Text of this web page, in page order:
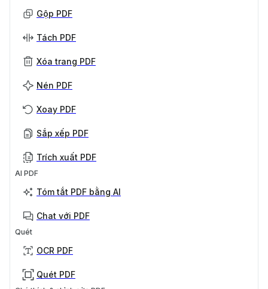
Gộp PDF
Tách PDF
Xóa trang PDF
Nén PDF
Xoay PDF
Sắp xếp PDF
Trích xuất PDF
AI PDF
Tóm tắt PDF bằng AI
Chat với PDF
Quét
OCR PDF
Quét PDF